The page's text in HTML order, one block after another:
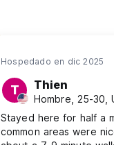
Hospedado en dic 2025
T Thien
Hombre, 25-30,
Stayed here for half a
common areas were